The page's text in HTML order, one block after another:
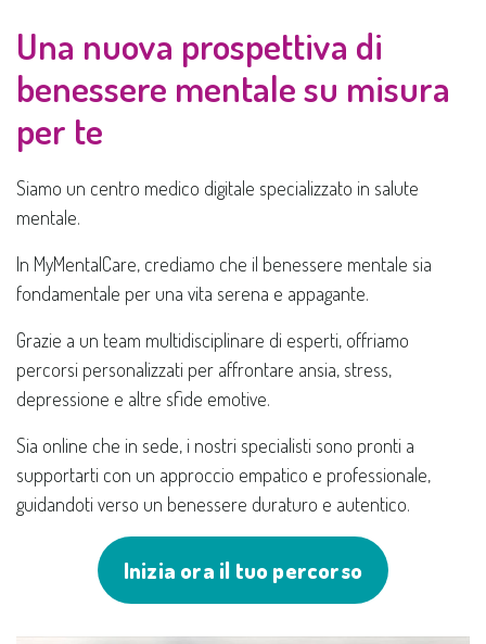
Una nuova prospettiva di
benessere mentale su misura
per te
Siamo un centro medico digitale specializzato in salute
mentale.
In MyMentalCare, crediamo che il benessere mentale sia
fondamentale per una vita serena e appagante.
Grazie a un team multidisciplinare di esperti, offriamo
percorsi personalizzati per affrontare ansia, stress,
depressione e altre sfide emotive.
Sia online che in sede, i nostri specialisti sono pronti a
supportarti con un approccio empatico e professionale,
guidandoti verso un benessere duraturo e autentico.
Inizia ora il tuo percorso